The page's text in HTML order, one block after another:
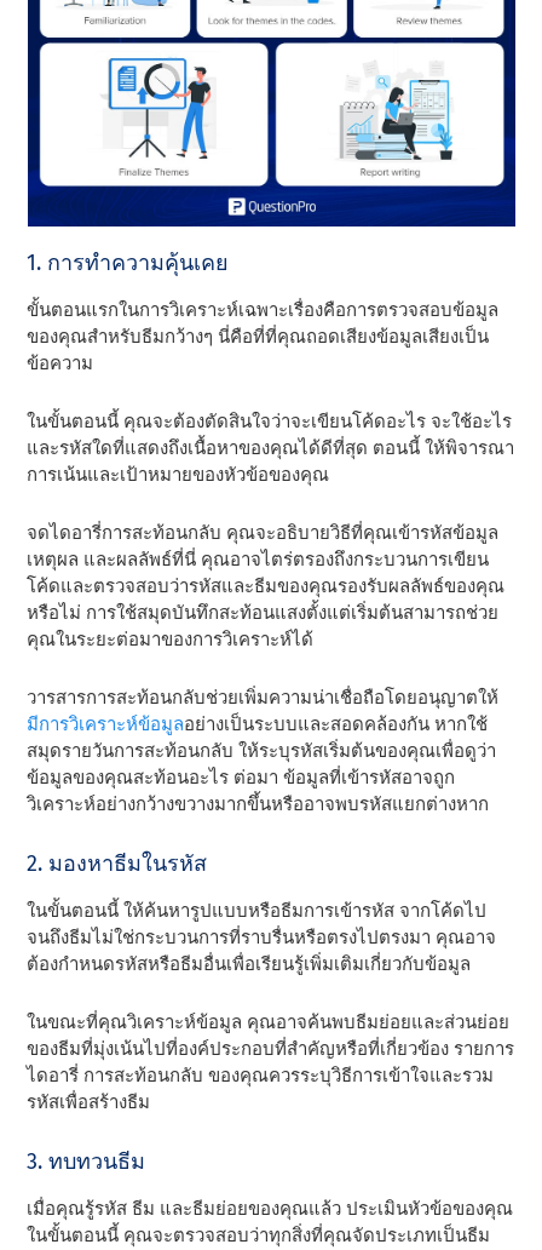
1. การทําความคุ้นเคย
ขั้นตอนแรกในการวิเคราะห์เฉพาะเรื่องคือการตรวจสอบข้อมูล
ของคุณสําหรับธีมกว้างๆ นี่คือที่ที่คุณถอดเสียงข้อมูลเสียงเป็น
ข้อความ
ในขั้นตอนนี้ คุณจะต้องตัดสินใจว่าจะเขียนโค้ดอะไร จะใช้อะไร
และรหัสใดที่แสดงถึงเนื้อหาของคุณได้ดีที่สุด ตอนนี้ ให้พิจารณา
การเน้นและเป้าหมายของหัวข้อของคุณ
จดไดอารี่การสะท้อนกลับ คุณจะอธิบายวิธีที่คุณเข้ารหัสข้อมูล
เหตุผล และผลลัพธ์ที่นี่ คุณอาจไตร่ตรองถึงกระบวนการเขียน
โค้ดและตรวจสอบว่ารหัสและธีมของคุณรองรับผลลัพธ์ของคุณ
หรือไม่ การใช้สมุดบันทึกสะท้อนแสงตั้งแต่เริ่มต้นสามารถช่วย
คุณในระยะต่อมาของการวิเคราะห์ได้
วารสารการสะท้อนกลับช่วยเพิ่มความน่าเชื่อถือโดยอนุญาตให้
มีการวิเคราะห์ข้อมูลอย่างเป็นระบบและสอดคล้องกัน หากใช้
สมุดรายวันการสะท้อนกลับ ให้ระบุรหัสเริ่มต้นของคุณเพื่อดูว่า
ข้อมูลของคุณสะท้อนอะไร ต่อมา ข้อมูลที่เข้ารหัสอาจถูก
วิเคราะห์อย่างกว้างขวางมากขึ้นหรืออาจพบรหัสแยกต่างหาก
2. มองหาธีมในรหัส
ในขั้นตอนนี้ ให้ค้นหารูปแบบหรือธีมการเข้ารหัส จากโค้ดไป
จนถึงธีมไม่ใช่กระบวนการที่ราบรื่นหรือตรงไปตรงมา คุณอาจ
ต้องกําหนดรหัสหรือธีมอื่นเพื่อเรียนรู้เพิ่มเติมเกี่ยวกับข้อมูล
ในขณะที่คุณวิเคราะห์ข้อมูล คุณอาจค้นพบธีมย่อยและส่วนย่อย
ของธีมที่มุ่งเน้นไปที่องค์ประกอบที่สําคัญหรือที่เกี่ยวข้อง รายการ
ไดอารี่ การสะท้อนกลับ ของคุณควรระบุวิธีการเข้าใจและรวม
รหัสเพื่อสร้างธีม
3. ทบทวนธีม
เมื่อคุณรู้รหัส ธีม และธีมย่อยของคุณแล้ว ประเมินหัวข้อของคุณ
ในขั้นตอนนี้ คุณจะตรวจสอบว่าทุกสิ่งที่คุณจัดประเภทเป็นธีม